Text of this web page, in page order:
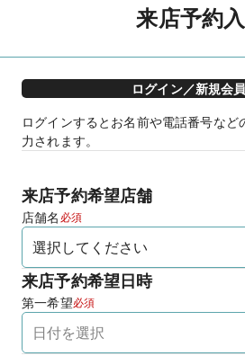
来店予約
ログイン／新規会
ログインするとお名前や電話番号など
力されます。
来店予約希望店舗
店舗名 必須
来店予約希望日時
第一希望必須